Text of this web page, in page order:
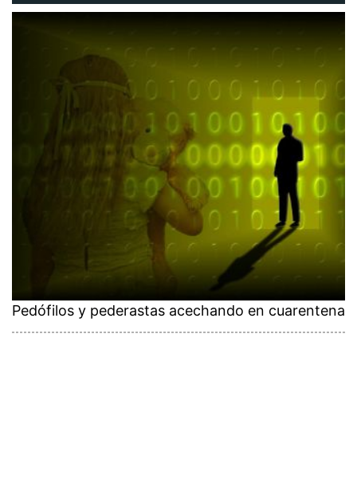
Pedófilos y pederastas acechando en cuarentena